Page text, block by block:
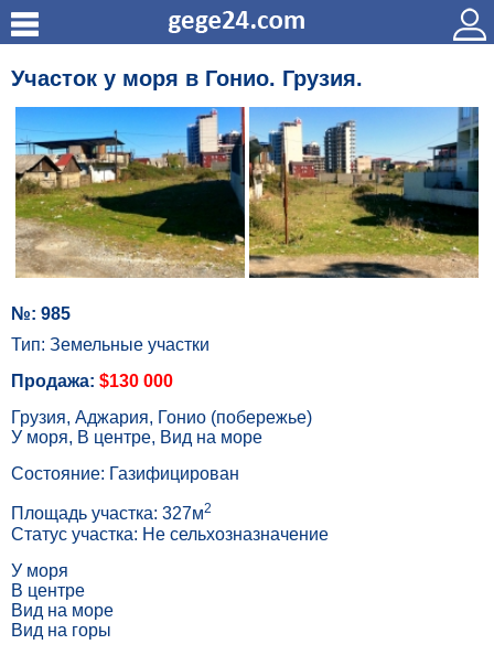
Участок у моря в Гонио. Грузия.
№: 985
Тип: Земельные участки
Продажа: $130 000
Грузия, Аджария, Гонио (побережье)
У моря, В центре, Вид на море
Состояние: Газифицирован
Площадь участка: 327м2
Статус участка: Не сельхозназначение
У моря
В центре
Вид на море
Вид на горы